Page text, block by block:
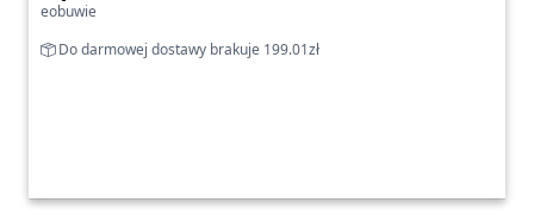
eobuwie
Do darmowej dostawy brakuje 199.01zł